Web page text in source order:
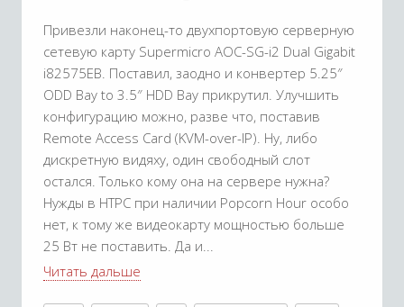
Привезли наконец-то двухпортовую серверную
сетевую карту Supermicro AOC-SG-i2 Dual Gigabit
i82575EB. Поставил, заодно и конвертер 5.25″
ODD Bay to 3.5″ HDD Bay прикрутил. Улучшить
конфигурацию можно, разве что, поставив
Remote Access Card (KVM-over-IP). Ну, либо
дискретную видяху, один свободный слот
остался. Только кому она на сервере нужна?
Нужды в HTPC при наличии Popcorn Hour особо
нет, к тому же видеокарту мощностью больше
25 Вт не поставить. Да и
Читать дальше